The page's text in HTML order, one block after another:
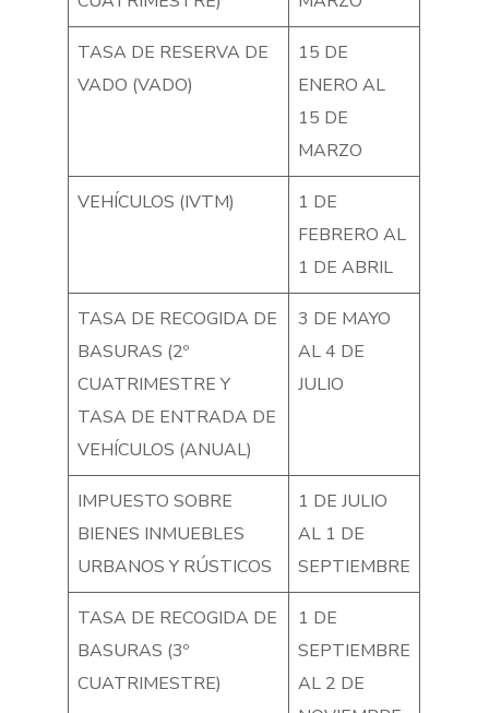
TASA DE RESERVA DE
VADO (VADO)
15 DE
ENERO AL
15 DE
MARZO
VEHÍCULOS (IVTM)
1 DE
FEBRERO AL
1 DE ABRIL
TASA DE RECOGIDA DE
BASURAS (2º
CUATRIMESTRE Y
TASA DE ENTRADA DE
VEHÍCULOS (ANUAL)
3 DE MAYO
AL 4 DE
JULIO
IMPUESTO SOBRE
BIENES INMUEBLES
URBANOS Y RÚSTICOS
1 DE JULIO
AL 1 DE
SEPTIEMBRE
TASA DE RECOGIDA DE
BASURAS (3º
CUATRIMESTRE)
1 DE
SEPTIEMBRE
AL 2 DE